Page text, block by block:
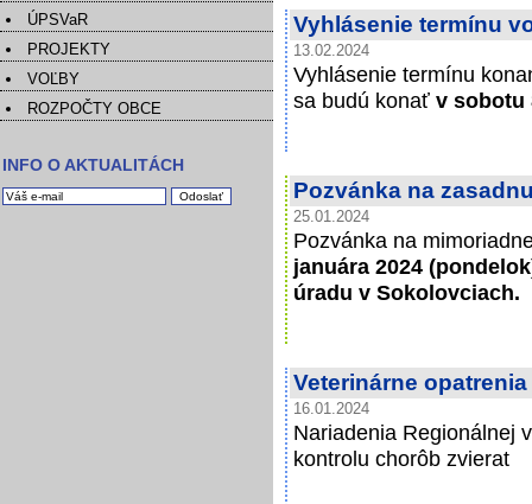
ÚPSVaR
PROJEKTY
VOĽBY
ROZPOČTY OBCE
INFO O AKTUALITÁCH
Vyhlásenie termínu
13.02.2024
Vyhlásenie termínu
sa budú konať v sobotu
Pozvánka na
25.01.2024
Pozvánka na
januára 2024
úradu v Sokolovciach.
Veterinárne
16.01.2024
Nariadenia Regionálnej
kontrolu chorôb zvierat